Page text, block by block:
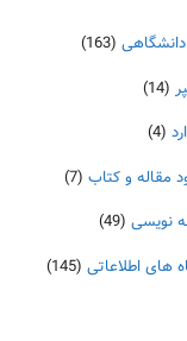
(163)
(14)
(4)
مقاله و کتاب (7)
نویسی (49)
های اطلاعاتی (145)